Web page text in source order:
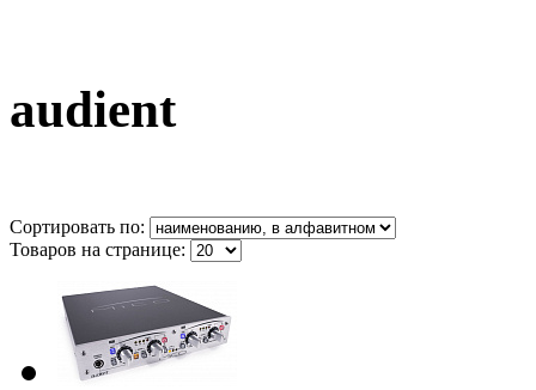
audient
Сортировать по:
Товаров на странице: